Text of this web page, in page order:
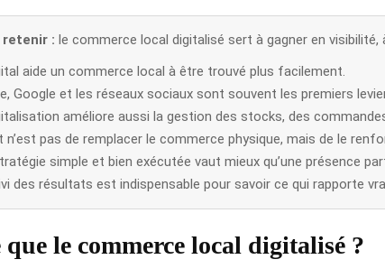
retenir : le commerce local digitalisé sert à gagner en
aide un commerce local à être trouvé plus facilement.
Google et les réseaux sociaux sont souvent les premiers
améliore aussi la gestion des stocks, des
n’est pas de remplacer le commerce physique, mais de le
simple et bien exécutée vaut mieux qu’une présence
des résultats est indispensable pour savoir ce qui rapporte
que le commerce local digitalisé ?